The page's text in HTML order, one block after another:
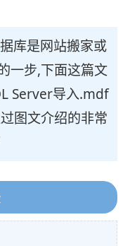
库是网站搬家或
一步,下面这篇文
Server导入.mdf
图文介绍的非常